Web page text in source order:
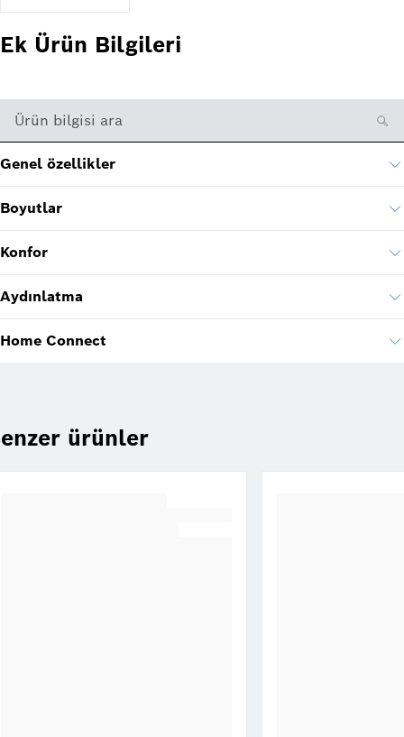
Ek Ürün Bilgileri
Ürün bilgisi ara
Genel özellikler
Boyutlar
Konfor
Aydınlatma
Home Connect
ürünler